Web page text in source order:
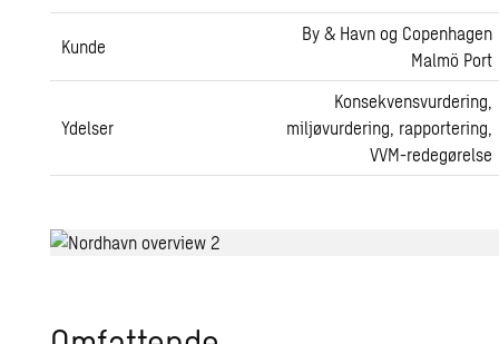
Kunde
By & Havn og Copenhagen
Malmö Port
Ydelser
Konsekvensvurdering,
miljøvurdering, rapportering,
VVM-redegørelse